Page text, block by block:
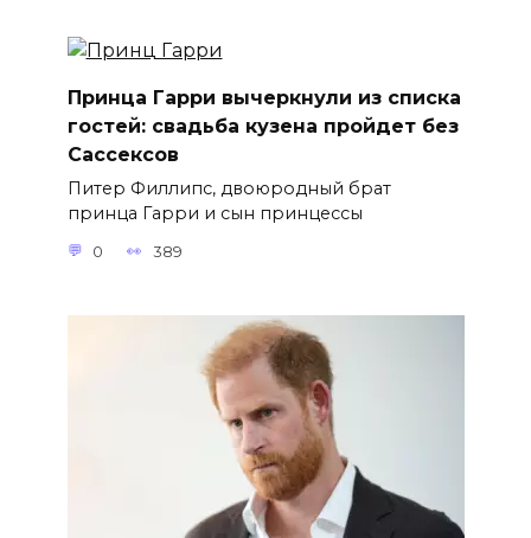
Принца Гарри вычеркнули из списка
гостей: свадьба кузена пройдет без
Сассексов
Питер Филлипс, двоюродный брат
принца Гарри и сын принцессы
0 389